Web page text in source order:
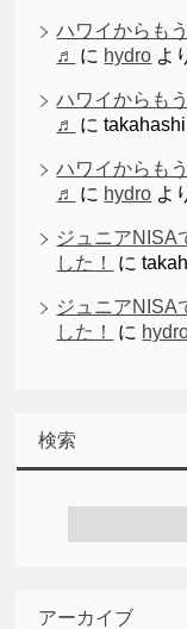
ハワイからも
♬
に hydro よ
ハワイからも
♬
にtakahashi
ハワイからも
♬
に hydro よ
ジュニアNISA
した！
に
ジュニアNISA
した！
に
検索
アーカイブ